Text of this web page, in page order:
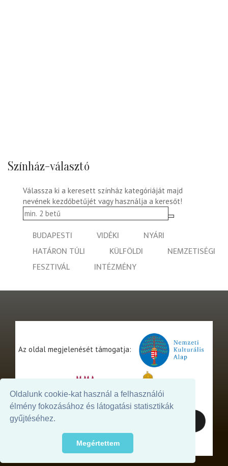
Oldalunk cookie-kat használ a felhasználói
élmény fokozásához és látogatási statisztikák
gyűjtéséhez.
Megértettem
Színház-választó
Válassza ki a keresett színház kategóriáját majd
nevének kezdőbetűjét vagy használja a keresőt!
BUDAPESTI VIDÉKI
NYÁRI
HATÁRON TÚLI
KÜLFÖLDI
NEMZETISÉGI
FESZTIVÁL
INTÉZMÉNY
Az oldal megjelenését támogatja: